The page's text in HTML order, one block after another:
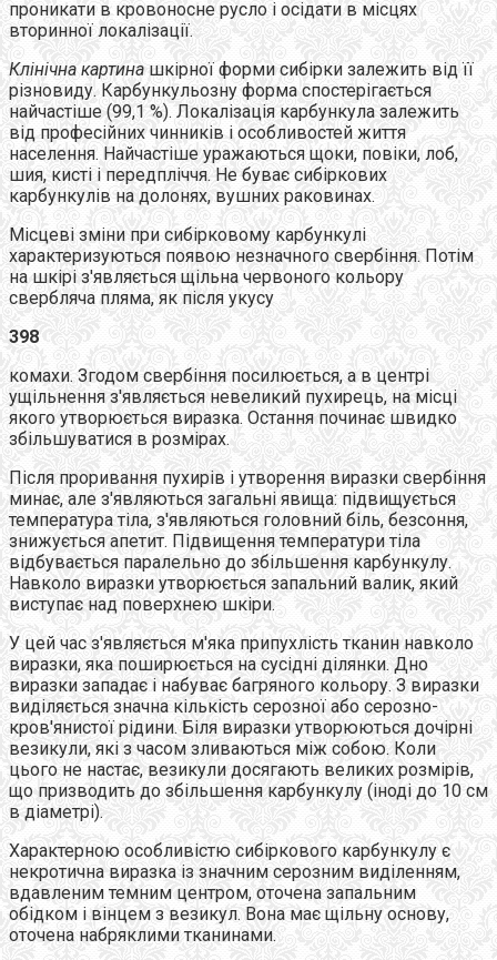
проникати в кровоносне русло і осідати в місцях
вторинної локалізації.
Клінічна картина шкірної форми сибірки залежить від її
різновиду. Карбункульозну форма спостерігається
найчастіше (99,1 %). Локалізація карбункула залежить
від професійних чинників і особливостей життя
населення. Найчастіше уражаються щоки, повіки, лоб,
шия, кисті і передпліччя. Не буває сибіркових
карбункулів на долонях, вушних раковинах.
Місцеві зміни при сибірковому карбункулі
характеризуються появою незначного свербіння. Потім
на шкірі з'являється щільна червоного кольору
свербляча пляма, як після укусу
398
комахи. Згодом свербіння посилюється, а в центрі
ущільнення з'являється невеликий пухирець, на місці
якого утворюється виразка. Остання починає швидко
збільшуватися в розмірах.
Після проривання пухирів і утворення виразки свербіння
минає, але з'являються загальні явища: підвищується
температура тіла, з'являються головний біль, безсоння,
знижується апетит. Підвищення температури тіла
відбувається паралельно до збільшення карбункулу.
Навколо виразки утворюється запальний валик, який
виступає над поверхнею шкіри.
У цей час з'являється м'яка припухлість тканин навколо
виразки, яка поширюється на сусідні ділянки. Дно
виразки западає і набуває багряного кольору. З виразки
виділяється значна кількість серозної або серозно-
кров'янистої рідини. Біля виразки утворюються дочірні
везикули, які з часом зливаються між собою. Коли
цього не настає, везикули досягають великих розмірів,
що призводить до збільшення карбункулу (іноді до 10 см
в діаметрі).
Характерною особливістю сибіркового карбункулу є
некротична виразка із значним серозним виділенням,
вдавленим темним центром, оточена запальним
обідком і вінцем з везикул. Вона має щільну основу,
оточена набряклими тканинами.